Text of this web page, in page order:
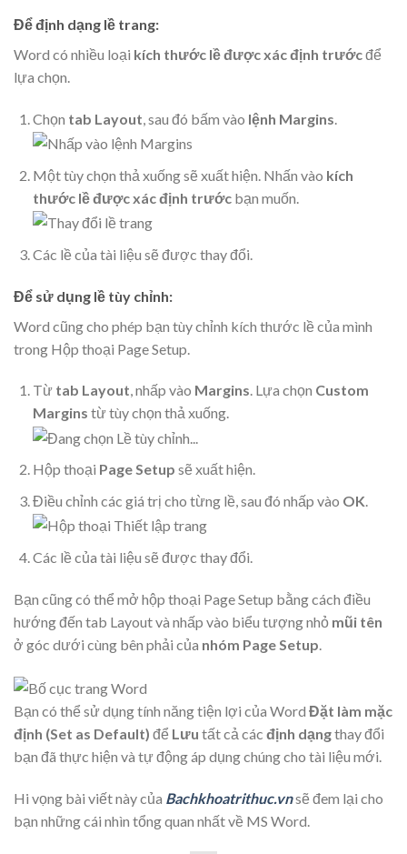
Để định dạng lề trang:
Word có nhiều loại kích thước lề được xác định trướcđể
lựa chọn.
Chọn tab Layout , sau đó bấm vào lệnh Margins
Một tùy chọn thả xuống sẽ xuất hiện. Nhấn vào kích
thước lề được xác định trướcbạn muốn.
Các lề của tài liệu sẽ được thay đổi.
Để sử dụng lề tùy chỉnh:
Word cũng cho phép bạn tùy chỉnh kích thước lề của mình
trong Hộp thoại Page Setup.
Từ tab Layout, nhấp vào Margins. Lựa chọn Custom
Margins từ tùy chọn thả xuống.
Hộp thoại Page Setup sẽ xuất hiện.
Điều chỉnh các giá trị cho từng lề, sau đó nhấp vào OK.
Các lề của tài liệu sẽ được thay đổi.
Bạn cũng có thể mở hộp thoại Page Setup bằng cách điều
hướng đến tab Layout và nhấp vào biểu tượng nhỏ mũi tên
ở góc dưới cùng bên phải của nhóm Page Setup.
Bạn có thể sử dụng tính năng tiện lợi của Word Đặt làm mặc
định (Set as Default) để Lưu tất cả các định dạngthay đổi
bạn đã thực hiện và tự động áp dụng chúng cho tài liệu mới.
Hi vọng bài viết này của Bachkhoatrithuc.vnsẽ đem lại cho
bạn những cái nhìn tổng quan nhất về MS Word.